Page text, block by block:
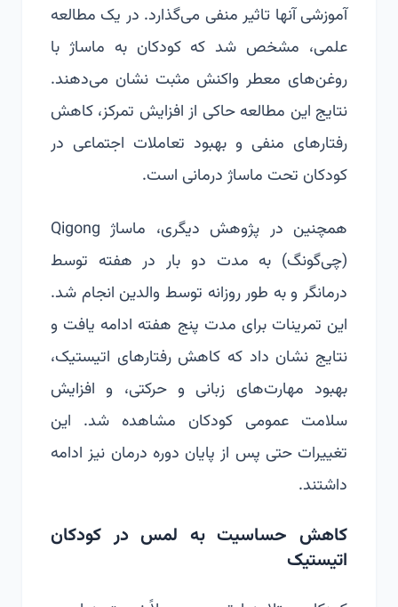
آموزشی آنها تاثیر منفی می‌گذارد. در یک مطالعه
علمی، مشخص شد که کودکان به ماساژ با
روغن‌های معطر واکنش مثبت نشان می‌دهند.
نتایج این مطالعه حاکی از افزایش تمرکز، کاهش
رفتارهای منفی و بهبود تعاملات اجتماعی در
کودکان تحت ماساژ درمانی است.
همچنین در پژوهش دیگری، ماساژ Qigong
(چی‌گونگ) به مدت دو بار در هفته توسط
درمانگر و به طور روزانه توسط والدین انجام شد.
این تمرینات برای مدت پنج هفته ادامه یافت و
نتایج نشان داد که کاهش رفتارهای اتیستیک،
بهبود مهارت‌های زبانی و حرکتی، و افزایش
سلامت عمومی کودکان مشاهده شد. این
تغییرات حتی پس از پایان دوره درمان نیز ادامه
داشتند.
کاهش حساسیت به لمس در کودکان
اتیستیک